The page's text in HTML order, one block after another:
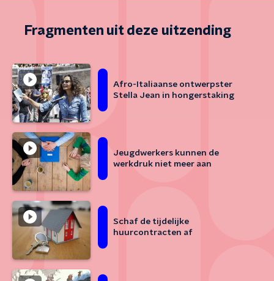
Fragmenten uit deze uitzending
Afro-Italiaanse ontwerpster
Stella Jean in hongerstaking
Jeugdwerkers kunnen de
werkdruk niet meer aan
Schaf de tijdelijke
huurcontracten af